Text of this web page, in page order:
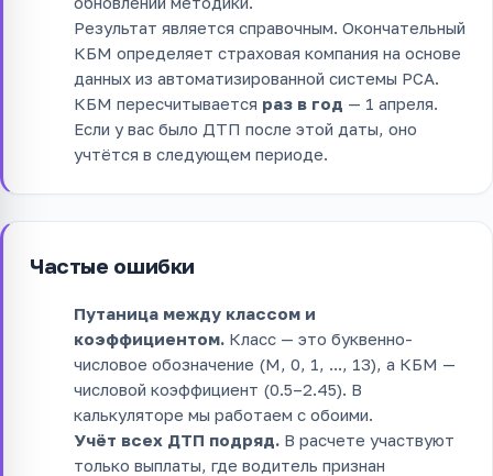
Результат является справочным. Окончательный
КБМ определяет страховая компания на основе
данных из автоматизированной системы РСА.
КБМ пересчитывается раз в год — 1 апреля.
Если у вас было ДТП после этой даты, оно
учтётся в следующем периоде.
Частые ошибки
Путаница между классом и
коэффициентом. Класс — это буквенно-
числовое обозначение (M, 0, 1, ..., 13), а КБМ —
числовой коэффициент (0.5–2.45). В
калькуляторе мы работаем с обоими.
Учёт всех ДТП подряд. В расчете участвуют
только выплаты, где водитель признан